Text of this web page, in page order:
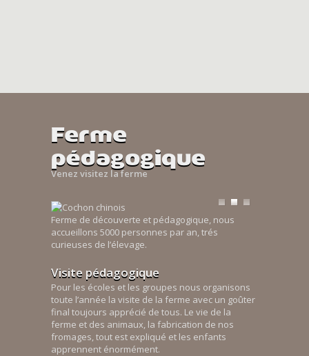
Ferme
pédagogique
Venez visitez la ferme
Ferme de découverte et pédagogique, nous
accueillons 5000 personnes par an, trés
curieuses de l’élevage.
Visite pédagogique
Pour les écoles et les groupes nous organisons
toute l’année la visite de la ferme avec un goûter
final toujours apprécié de tous. Le vie de la
ferme et des animaux, la fabrication de nos
fromages, tout est expliqué et les enfants
apprennent énormément.